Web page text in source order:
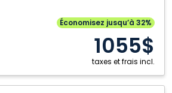
Économisez jusqu’à 32%
1055$
taxes et frais incl.